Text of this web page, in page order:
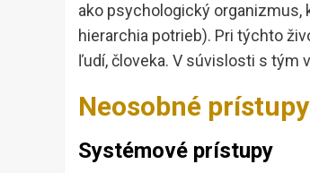
ako psychologický
hierarchia potrieb). Pri týchto
ľudí, človeka. V súvislosti s tým
Neosobné prístupy
Systémové prístupy